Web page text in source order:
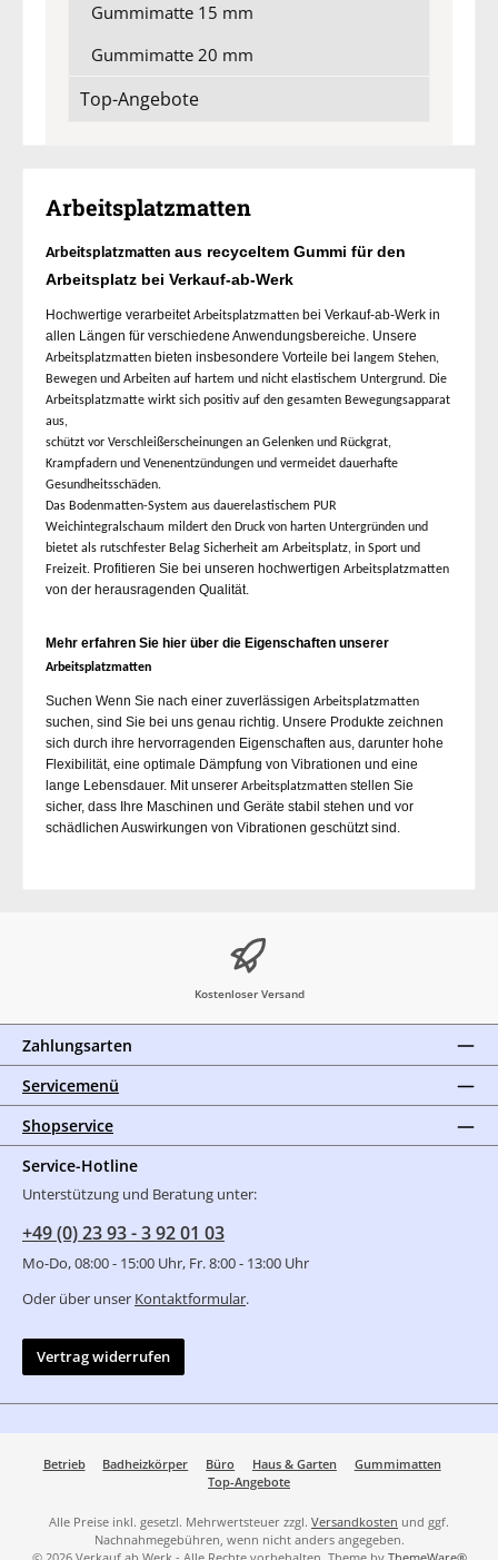
Gummimatte 15 mm
Gummimatte 20 mm
Top-Angebote
Arbeitsplatzmatten
Arbeitsplatzmatten aus recyceltem Gummi für den
Arbeitsplatz bei Verkauf-ab-Werk
Hochwertige verarbeitetArbeitsplatzmatten bei Verkauf-ab-Werk in
allen Längen für verschiedene Anwendungsbereiche. Unsere
Arbeitsplatzmatten bieten insbesondere Vorteile bei l angem Stehen,
Bewegen und Arbeiten auf hartem und nicht elastischem Untergrund. Die
Arbeitsplatzmatte wirkt sich positiv auf den gesamten Bewegungsapparat
aus,
schützt vor Verschleißerscheinungen an Gelenken und Rückgrat,
Krampfadern und Venenentzündungen und vermeidet dauerhafte
Gesundheitsschäden.
Das Bodenmatten-System aus dauerelastischem PUR
Weichintegralschaum mildert den Druck von harten Untergründen und
bietet als rutschfester Belag Sicherheit am Arbeitsplatz, in Sport und
Freizeit. Profitieren Sie bei unseren hochwertigen Arbeitsplatzmatten
von der herausragenden Qualität.
Mehr erfahren Sie hier über die Eigenschaften unserer
Arbeitsplatzmatten
Suchen Wenn Sie nach einer zuverlässigen Arbeitsplatzmatten
suchen, sind Sie bei uns genau richtig. Unsere Produkte zeichnen
sich durch ihre hervorragenden Eigenschaften aus, darunter hohe
Flexibilität, eine optimale Dämpfung von Vibrationen und eine
lange Lebensdauer. Mit unserer Arbeitsplatzmatten stellen Sie
sicher, dass Ihre Maschinen und Geräte stabil stehen und vor
schädlichen Auswirkungen von Vibrationen geschützt sind.
Kostenloser Versand
Zahlungsarten
Servicemenü
Shopservice
Service-Hotline
Unterstützung und Beratung unter:
+49 (0) 23 93 - 3 92 01 03
Mo-Do, 08:00 - 15:00 Uhr, Fr. 8:00 - 13:00 Uhr
Oder über unser Kontaktformular.
Vertrag widerrufen
Betrieb Badheizkörper Büro Haus & Garten
Gummimatten
Top-Angebote
Alle Preise inkl. gesetzl. Mehrwertsteuer zzgl. Versandkosten und ggf.
Nachnahmegebühren, wenn nicht anders angegeben.